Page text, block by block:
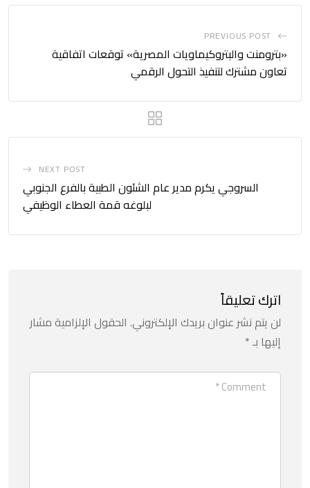
PREVIOUS POST
«بترومنت والبتروكيماويات المصرية» توقعات اتفاقية
تعاون مشترك لتنفيذ التحول الرقمي
NEXT POST
السروجي يكرم مدير عام الشئون الطبية بالفرع الجنوبي
لبلوغه قمة العطاء الوظيفي
اترك تعليقاً
لن يتم نشر عنوان بريدك الإلكتروني. الحقول الإلزامية مشار
إليها بـ*